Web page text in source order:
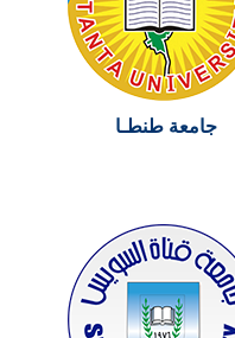
جامعة طنطـا